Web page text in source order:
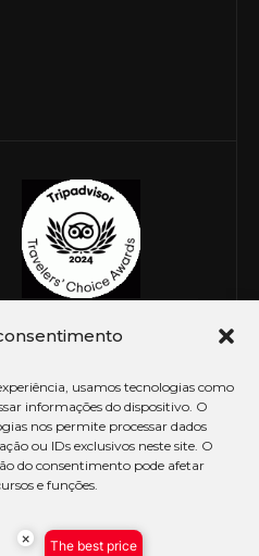
usamos tecnologias como
informações do dispositivo. O
nos permite processar dados
ou IDs exclusivos neste site. O
do consentimento pode afetar
e funções.
Todos os direitos
× The best price